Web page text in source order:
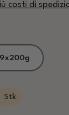
costi di
9x200g
prodotto:
Stk